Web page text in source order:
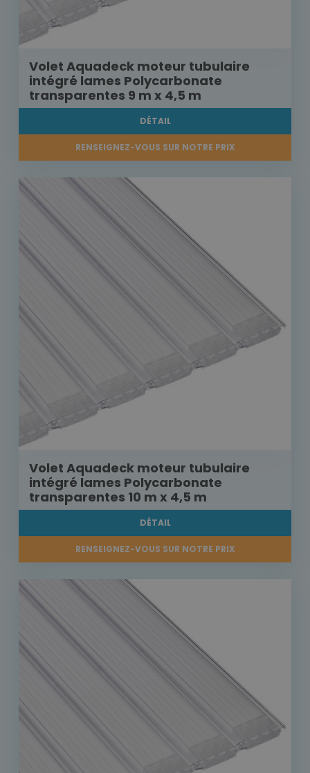
Volet Aquadeck moteur tubulaire
intégré lames Polycarbonate
transparentes 9 m x 4,5 m
DÉTAIL
RENSEIGNEZ-VOUS SUR NOTRE PRIX
Volet Aquadeck moteur tubulaire
intégré lames Polycarbonate
transparentes 10 m x 4,5 m
DÉTAIL
RENSEIGNEZ-VOUS SUR NOTRE PRIX